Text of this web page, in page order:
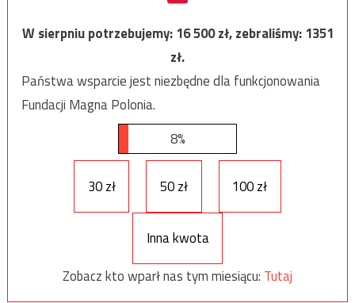
W sierpniu potrzebujemy:16 500zł, zebraliśmy:1351
zł.
Państwa wsparcie jest niezbędne dla funkcjonowania
Fundacji Magna Polonia.
8%
30 zł 50 zł 100 zł
Inna kwota
Zobacz kto wparł nas tym miesiącu: Tutaj